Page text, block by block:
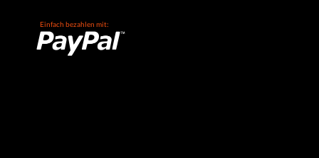
Einfach bezahlen mit: